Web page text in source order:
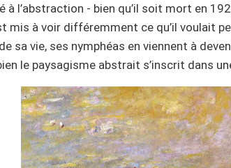
à l’abstraction - bien qu’il soit mort en
mis à voir différemment ce qu’il voulait
sa vie, ses nymphéas en viennent à
le paysagisme abstrait s’inscrit dans